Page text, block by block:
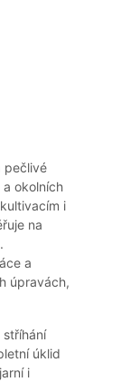
pečlivé
okolních
i
na
a
úpravách,
úklid
i